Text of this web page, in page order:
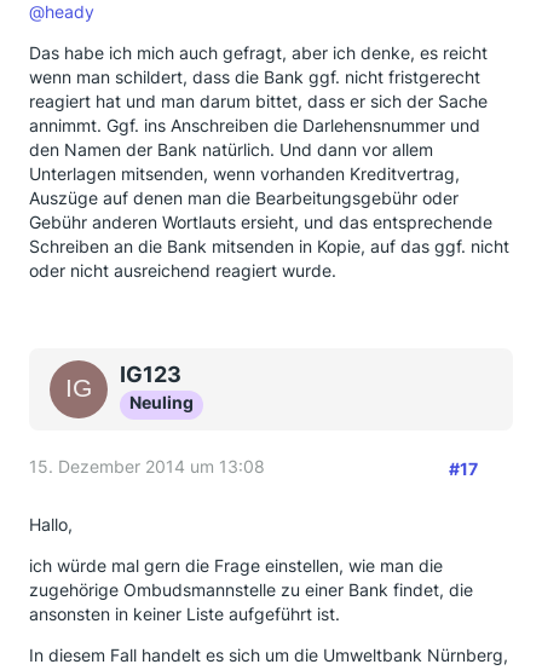
@heady
Das habe ich mich auch gefragt, aber ich denke, es reicht
wenn man schildert, dass die Bank ggf. nicht fristgerecht
reagiert hat und man darum bittet, dass er sich der Sache
annimmt. Ggf. ins Anschreiben die Darlehensnummer und
den Namen der Bank natürlich. Und dann vor allem
Unterlagen mitsenden, wenn vorhanden Kreditvertrag,
Auszüge auf denen man die Bearbeitungsgebühr oder
Gebühr anderen Wortlauts ersieht, und das entsprechende
Schreiben an die Bank mitsenden in Kopie, auf das ggf. nicht
oder nicht ausreichend reagiert wurde.
IG123
Neuling
15. Dezember 2014 um 13:08 #17
Hallo,
ich würde mal gern die Frage einstellen, wie man die
zugehörige Ombudsmannstelle zu einer Bank findet, die
ansonsten in keiner Liste aufgeführt ist.
In diesem Fall handelt es sich um die Umweltbank Nürnberg,